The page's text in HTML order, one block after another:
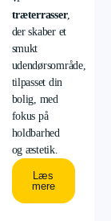
træterrasser,
der skaber et
smukt
udendørsområde,
tilpasset din
bolig, med
fokus på
holdbarhed
og æstetik.
Læs
mere